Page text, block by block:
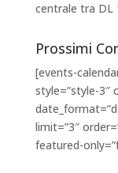
centrale tra DL
Prossimi
[events-
style=”style-3″
limit=”3″
featured-